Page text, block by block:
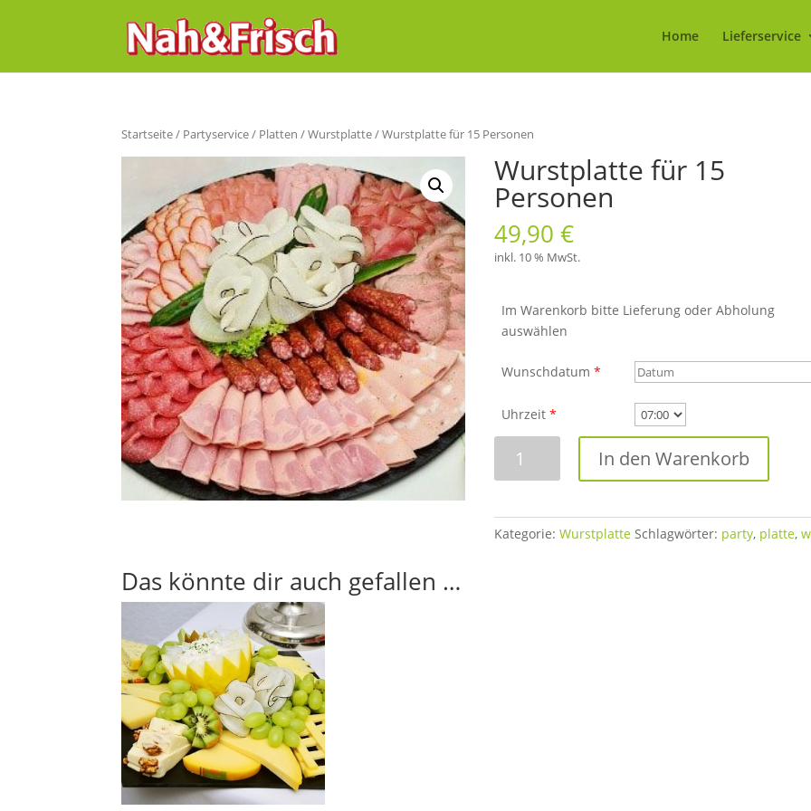
Home Lieferservice
Startseite/ Partyservice/ Platten /Wurstplatte/ Wurstplatte für 15 Personen
Wurstplatte für 15
Personen
49,90€
inkl. 10 % MwSt.
Im Warenkorb bitte Lieferung oder Abholung
auswählen
Wunschdatum *
Uhrzeit *
Menge
In den Warenkorb
Kategorie:Wurstplatte Schlagwörter: party, platte,
Das könnte dir auch gefallen …